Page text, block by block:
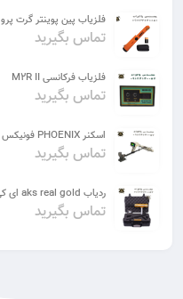
فلزیاب پین پوینتر گرت پرو Pro-Pointer AT
تماس بگیرید
فلزیاب فرکانسی M2R II
تماس بگیرید
اسکنر PHOENIX فونیکس آلمان
تماس بگیرید
ردیاب aks real gold ای کی اس رئال گلد
تماس بگیرید